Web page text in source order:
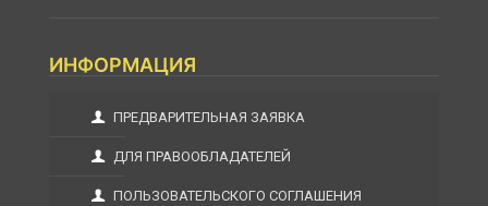
ИНФОРМАЦИЯ
ПРЕДВАРИТЕЛЬНАЯ ЗАЯВКА
ДЛЯ ПРАВООБЛАДАТЕЛЕЙ
ПОЛЬЗОВАТЕЛЬСКОГО СОГЛАШЕНИЯ